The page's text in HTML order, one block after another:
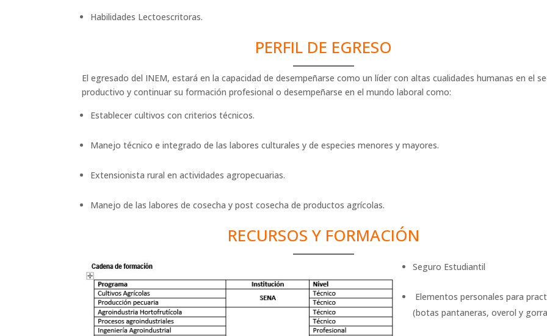
Habilidades Lectoescritoras.
PERFIL DE EGRESO
El egresado del INEM, estará en la capacidad de desempeñarse como un líder con altas cualidades humanas en el
productivo y continuar su formación profesional o desempeñarse en el mundo laboral como:
Establecer cultivos con criterios técnicos.
Manejo técnico e integrado de las labores culturales y de especies menores y mayores.
Extensionista rural en actividades agropecuarias.
Manejo de las labores de cosecha y post cosecha de productos agrícolas.
RECURSOS Y FORMACIÓN
Seguro Estudiantil
Elementos personales para
(botas pantaneras, overol y